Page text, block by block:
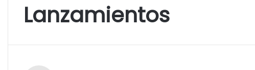
Lanzamientos